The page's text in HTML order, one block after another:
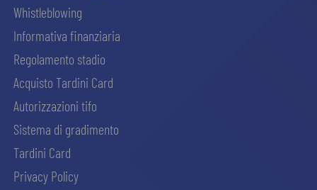
Whistleblowing
Informativa finanziaria
Regolamento stadio
Acquisto Tardini Card
Autorizzazioni tifo
Sistema di gradimento
Tardini Card
Privacy Policy